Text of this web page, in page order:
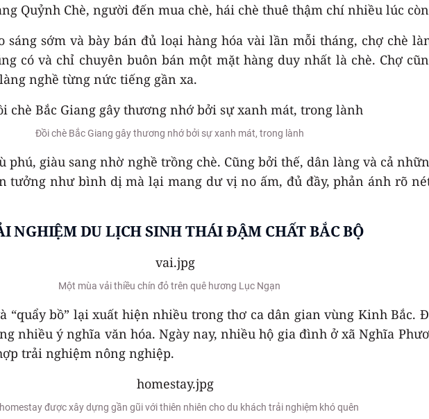
Quỷnh Chè, người đến mua chè, hái chè thuê thậm chí nhiều lúc
sớm và bày bán đủ loại hàng hóa vài lần mỗi tháng, chợ chè
có và chỉ chuyên buôn bán một mặt hàng duy nhất là chè. Chợ
nghề từng nức tiếng gần xa.
Đồi chè Bắc Giang gây thương nhớ bởi sự xanh mát, trong lành
giàu sang nhờ nghề trồng chè. Cũng bởi thế, dân làng và cả
tưởng như bình dị mà lại mang dư vị no ấm, đủ đầy, phản ánh rõ
NGHIỆM DU LỊCH SINH THÁI ĐẬM CHẤT BẮC BỘ
Một mùa vải thiều chín đỏ trên quê hương Lục Ngạn
“quẩy bồ” lại xuất hiện nhiều trong thơ ca dân gian vùng Kinh Bắc.
nhiều ý nghĩa văn hóa. Ngày nay, nhiều hộ gia đình ở xã Nghĩa
trải nghiệm nông nghiệp.
được xây dựng gần gũi với thiên nhiên cho du khách trải nghiệm khó quên